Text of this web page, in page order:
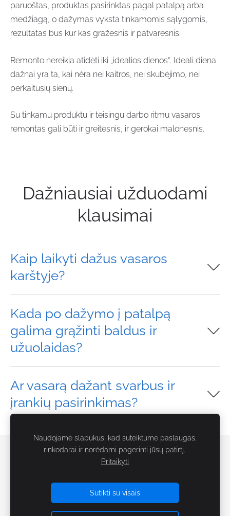
paruoštas, produktas pasirinktas pagal patalpą arba
medžiagą, o dažymas vyksta tinkamomis sąlygomis,
rezultatas bus kur kas gražesnis ir patvaresnis.
Remonto nereikia atidėti iki „idealios dienos“. Ideali diena
dažnai yra ta, kai nėra nei kaitros, nei skubėjimo, nei
perkaitusių sienų.
Su tinkamu produktu ir teisingu darbo ritmu vasaros
remontas gali būti ir greitesnis, ir gerokai malonesnis.
Dažniausiai užduodami
klausimai
Kaip laikyti dažus vasaros
karštyje?
Kada po dažymo į patalpą
galima grąžinti baldus ir
užuolaidas?
Ar vasarą dažant svarbus ir
įrankių pasirinkimas?
Slapukai
Tinklaraštis
Naudojame slapukus, kad suteiktume paslaugas,
rinkodarai ir norėdami pagerinti jūsų patirtį.
Pritaikyti
Sutikti su visais